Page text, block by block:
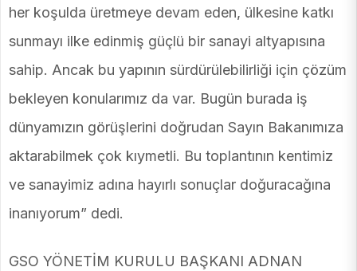
her koşulda üretmeye devam eden, ülkesine katkı
sunmayı ilke edinmiş güçlü bir sanayi altyapısına
sahip. Ancak bu yapının sürdürülebilirliği için çözüm
bekleyen konularımız da var. Bugün burada iş
dünyamızın görüşlerini doğrudan Sayın Bakanımıza
aktarabilmek çok kıymetli. Bu toplantının kentimiz
ve sanayimiz adına hayırlı sonuçlar doğuracağına
inanıyorum” dedi.
GSO YÖNETİM KURULU BAŞKANI ADNAN